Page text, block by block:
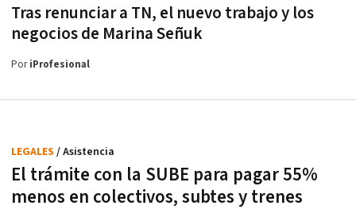
Tras renunciar a TN, el nuevo trabajo y los
negocios de Marina Señuk
PoriProfesional
El trámite con la SUBE para pagar 55%
menos en colectivos, subtes y trenes
LEGALES / Asistencia